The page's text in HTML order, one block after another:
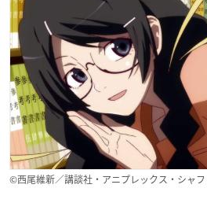
©西尾維新／講談社・アニプレックス・シャフ